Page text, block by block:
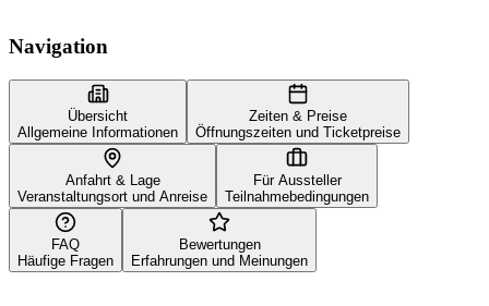
Navigation
Übersicht
Allgemeine Informationen
Zeiten & Preise
Öffnungszeiten und Ticketpreise
Anfahrt & Lage
Veranstaltungsort und Anreise
Für Aussteller
Teilnahmebedingungen
FAQ
Häufige Fragen
Bewertungen
Erfahrungen und Meinungen